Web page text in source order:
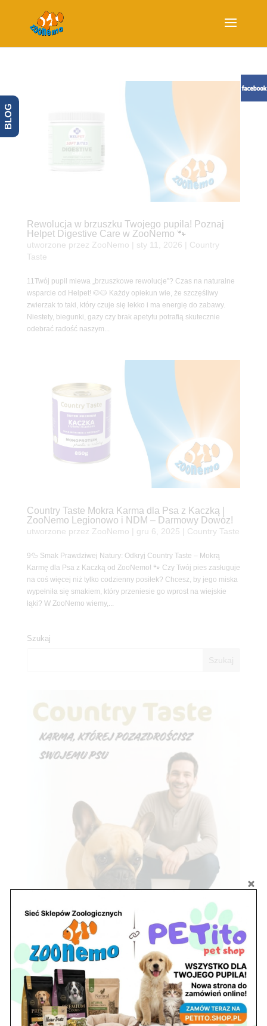
Rewolucja w brzuszku Twojego pupila! Poznaj
Helpet Digestive Care w ZooNemo 🐾
utworzone przez ZooNemo sty 11, 2026
Country
Taste
11Twój pupil miewa „brzuszkowe rewolucje”? Czas na naturalne
wsparcie od Helpet! 🐶🐱 Każdy opiekun wie, że szczęśliwy
zwierzak to taki, który czuje się lekko i ma energię do zabawy.
Niestety, biegunki, gazy czy brak apetytu potrafią skutecznie
odebrać radość naszym...
Country Taste Mokra Karma dla Psa z Kaczką |
ZooNemo Legionowo i NDM – Darmowy Dowóz!
utworzone przez ZooNemo gru 6, 2025 Country Taste
9🦆 Smak Prawdziwej Natury: Odkryj Country Taste – Mokrą
Karmę dla Psa z Kaczką od ZooNemo! 🐾 Czy Twój pies zasługuje
na coś więcej niż tylko codzienny posiłek? Chcesz, by jego miska
wypełniła się smakiem, który przeniesie go wprost na wiejskie
łąki? W ZooNemo wiemy,...
Szukaj
Zobacz również
Z Życia Sklepu
Ryby akwariowe Legionowo i Nowy Dwór
Mazowiecki – Sklep ZooNemo
BLOG